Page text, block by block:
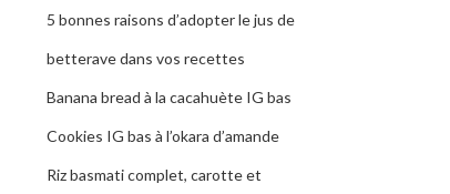
5 bonnes raisons d’adopter le jus de
betterave dans vos recettes
Banana bread à la cacahuète IG bas
Cookies IG bas à l’okara d’amande
Riz basmati complet, carotte et